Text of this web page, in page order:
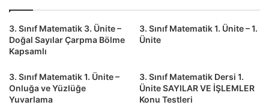
3. Sınıf Matematik 3. Ünite –
Doğal Sayılar Çarpma Bölme
Kapsamlı
3. Sınıf Matematik 1. Ünite – 1.
Ünite
3. Sınıf Matematik 1. Ünite –
Onluğa ve Yüzlüğe
Yuvarlama
3. Sınıf Matematik Dersi 1.
Ünite SAYILAR VE İŞLEMLER
Konu Testleri